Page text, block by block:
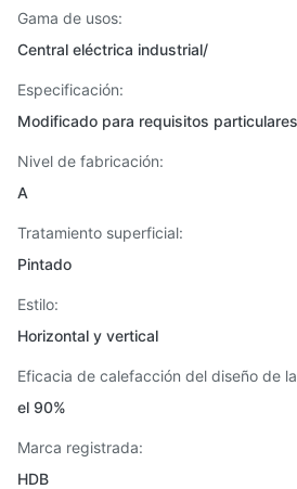
Gama de usos:
Central eléctrica industrial/
Especificación:
Modificado para requisitos particulares
Nivel de fabricación:
A
Tratamiento superficial:
Pintado
Estilo:
Horizontal y vertical
Eficacia de calefacción del diseño de
el 90%
Marca registrada:
HDB